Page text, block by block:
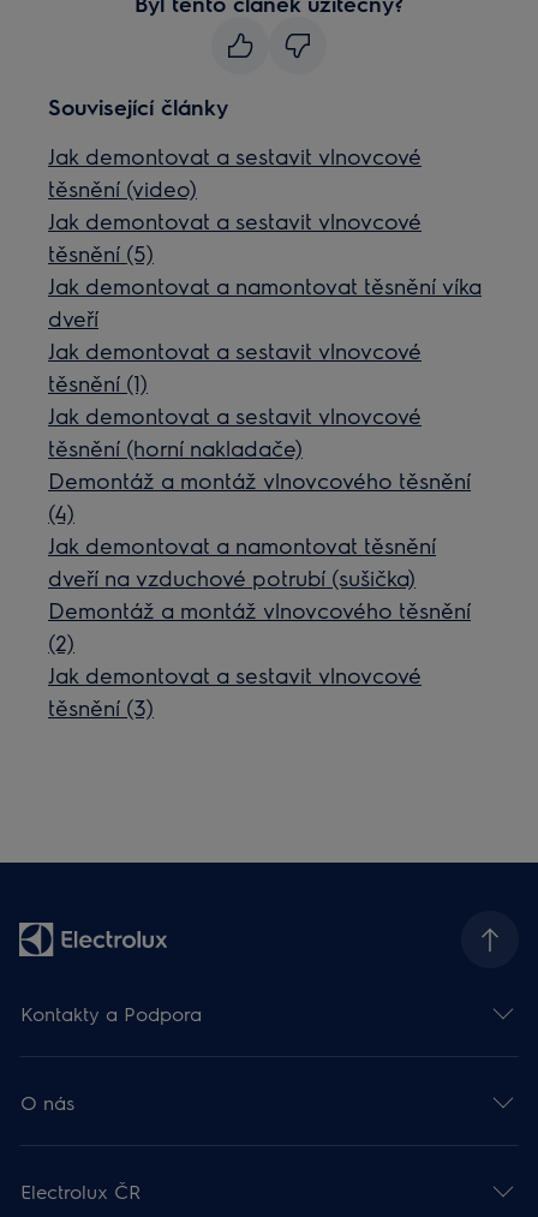
Související články
Jak demontovat a sestavit vlnovcové
těsnění (video)
Jak demontovat a sestavit vlnovcové
těsnění (5)
Jak demontovat a namontovat těsnění víka
dveří
Jak demontovat a sestavit vlnovcové
těsnění (1)
Jak demontovat a sestavit vlnovcové
těsnění (horní nakladače)
Demontáž a montáž vlnovcového těsnění
(4)
Jak demontovat a namontovat těsnění
dveří na vzduchové potrubí (sušička)
Demontáž a montáž vlnovcového těsnění
(2)
Jak demontovat a sestavit vlnovcové
těsnění (3)
Kontakty a Podpora
O nás
Electrolux ČR